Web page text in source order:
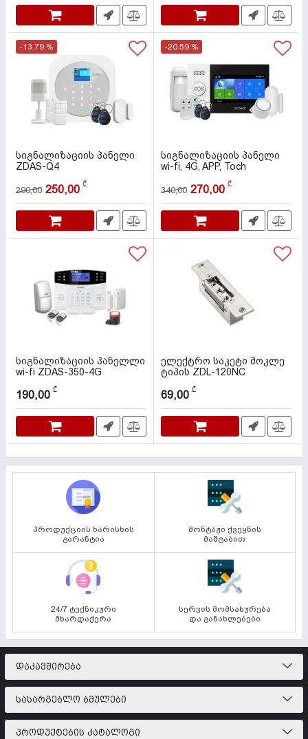
-13.79 %
სიგნალიზაციის პანელი
ZDAS-Q4
290,00 250,00 ₾
-20.59 %
სიგნალიზაციის პანელი
wi-fi, 4G, APP, Toch
340,00 270,00 ₾
სიგნალიზაციის პანელლი
wi-fi ZDAS-350-4G
000063
190,00 ₾
ელექტრო საკეტი მოკლე
ტიპის ZDL-120NC
000100
69,00 ₾
პროდუქციის ხარისხის
გარანტია
მონტაჟი ქვეყნის
მაშტაბით
24/7 ტექნიკური
მხარდაჭერა
სერვის მომსახურება
და განახლებები
ᲓᲐᲙᲐᲕᲨᲘᲠᲔᲑᲐ
ᲡᲐᲡᲐᲠᲒᲔᲑᲚᲝ ᲑᲛᲣᲚᲔᲑᲘ
ᲞᲠᲝᲓᲣᲥᲢᲔᲑᲘᲡ ᲙᲐᲢᲐᲚᲝᲒᲘ